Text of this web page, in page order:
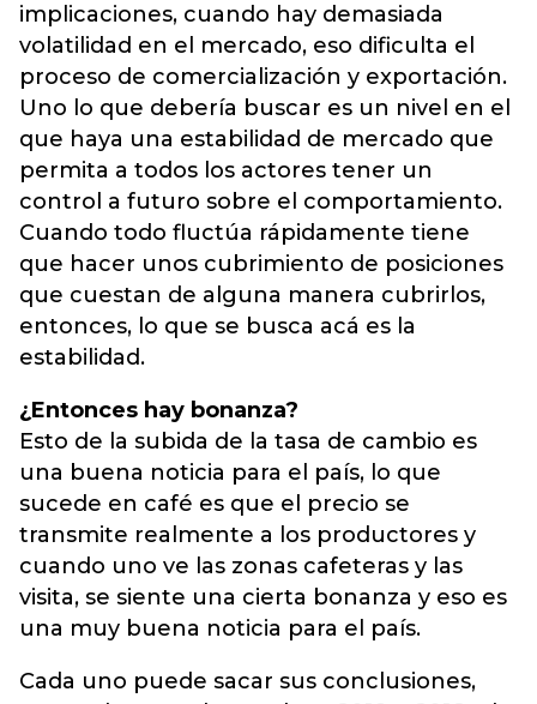
implicaciones, cuando hay demasiada
volatilidad en el mercado, eso dificulta el
proceso de comercialización y exportación.
Uno lo que debería buscar es un nivel en el
que haya una estabilidad de mercado que
permita a todos los actores tener un
control a futuro sobre el comportamiento.
Cuando todo fluctúa rápidamente tiene
que hacer unos cubrimiento de posiciones
que cuestan de alguna manera cubrirlos,
entonces, lo que se busca acá es la
estabilidad.
¿Entonces hay bonanza?
Esto de la subida de la tasa de cambio es
una buena noticia para el país, lo que
sucede en café es que el precio se
transmite realmente a los productores y
cuando uno ve las zonas cafeteras y las
visita, se siente una cierta bonanza y eso es
una muy buena noticia para el país.
Cada uno puede sacar sus conclusiones,